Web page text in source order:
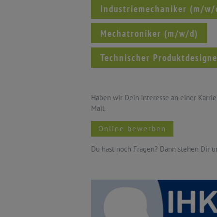
Industriemechaniker (m/w/
Mechatroniker (m/w/d)
Technischer
Haben wir Dein Interesse an einer
Mail.
Online bewerben
Du hast noch Fragen? Dann stehen Dir